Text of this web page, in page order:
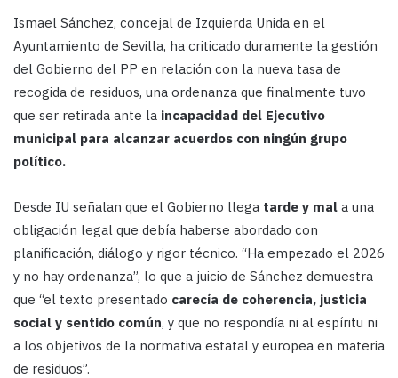
Ismael Sánchez, concejal de Izquierda Unida en el
Ayuntamiento de Sevilla, ha criticado duramente la gestión
del Gobierno del PP en relación con la nueva tasa de
recogida de residuos, una ordenanza que finalmente tuvo
que ser retirada ante la incapacidad del Ejecutivo
municipal para alcanzar acuerdos con ningún grupo
político.
Desde IU señalan que el Gobierno llega tarde y mal a una
obligación legal que debía haberse abordado con
planificación, diálogo y rigor técnico. “Ha empezado el 2026
y no hay ordenanza”, lo que a juicio de Sánchez demuestra
que “el texto presentado carecía de coherencia, justicia
social y sentido común, y que no respondía ni al espíritu ni
a los objetivos de la normativa estatal y europea en materia
de residuos”.